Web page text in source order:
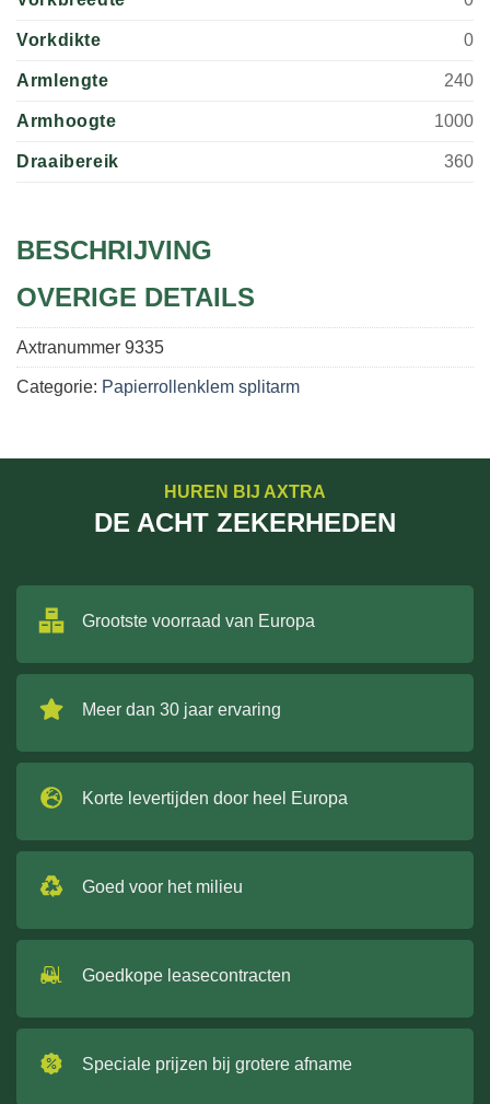
Vorkdikte 0
Armlengte 240
Armhoogte 1000
Draaibereik 360
BESCHRIJVING
OVERIGE DETAILS
Axtranummer 9335
Categorie: Papierrollenklem splitarm
HUREN BIJ AXTRA
DE ACHT ZEKERHEDEN
Grootste voorraad van Europa
Meer dan 30 jaar ervaring
Korte levertijden door heel Europa
Goed voor het milieu
Goedkope leasecontracten
Speciale prijzen bij grotere afname